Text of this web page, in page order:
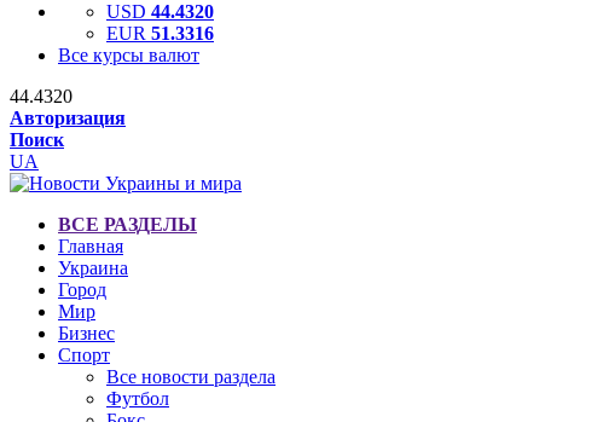
USD 44.4320
EUR 51.3316
Все курсы валют
44.4320
Авторизация
Поиск
UA
ВСЕ РАЗДЕЛЫ
Главная
Украина
Город
Мир
Бизнес
Спорт
Все новости раздела
Футбол